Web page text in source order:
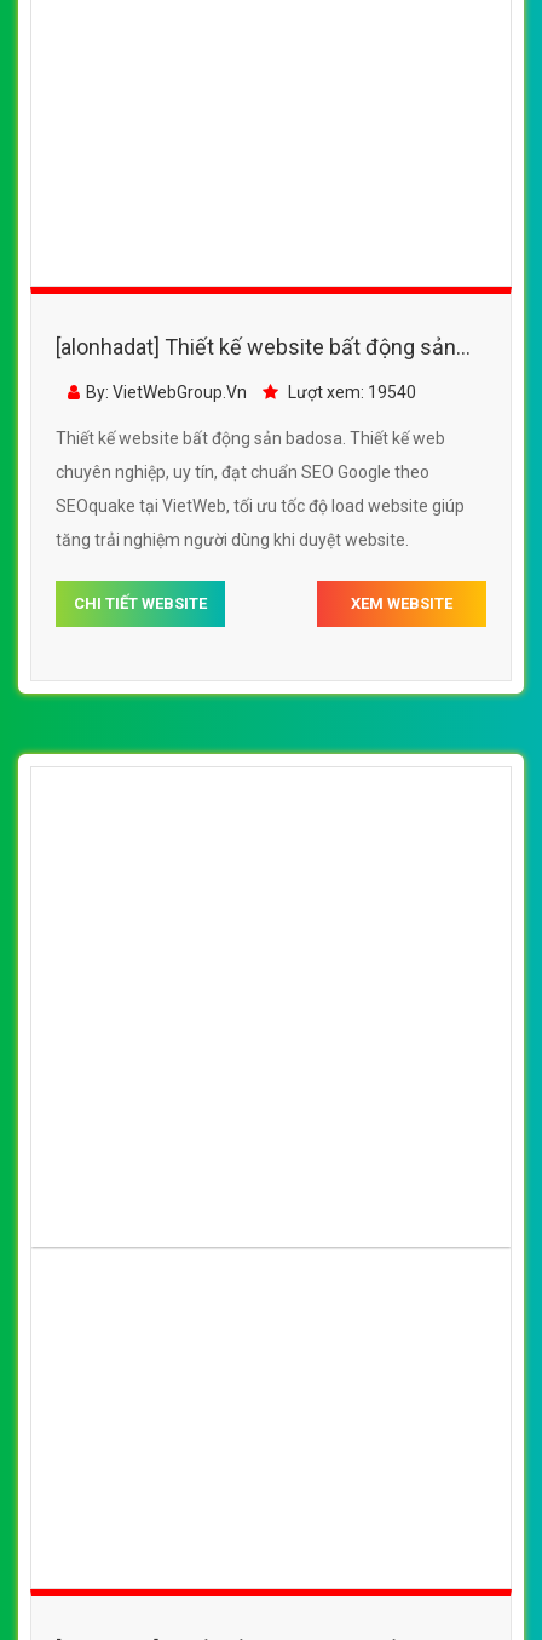
[alonhadat] Thiết kế website bất động sản
badosa đẹp, chuyên nghiệp chuẩn SEO
By: VietWebGroup.Vn Lượt xem: 19540
Thiết kế website bất động sản badosa. Thiết kế web
chuyên nghiệp, uy tín, đạt chuẩn SEO Google theo
SEOquake tại VietWeb, tối ưu tốc độ load website giúp
tăng trải nghiệm người dùng khi duyệt website.
CHI TIẾT WEBSITE XEM WEBSITE